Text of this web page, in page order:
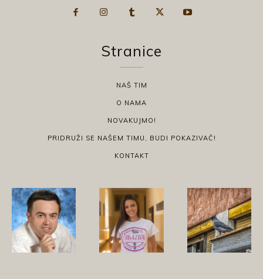
Stranice
NAŠ TIM
O NAMA
NOVAKUJMO!
PRIDRUŽI SE NAŠEM TIMU, BUDI POKAZIVAČ!
KONTAKT